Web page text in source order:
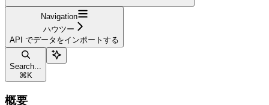
Navigation
ハウツー
API でデータをインポートする
Search...
⌘ K
概要